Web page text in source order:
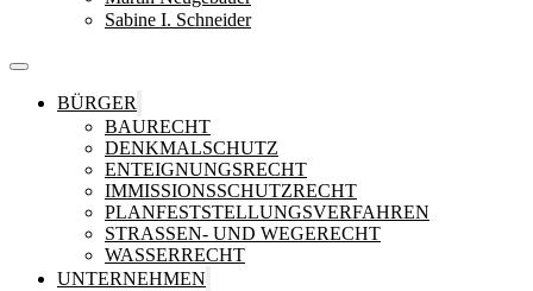
Sabine I. Schneider
BÜRGER
BAURECHT
DENKMALSCHUTZ
ENTEIGNUNGSRECHT
IMMISSIONSSCHUTZRECHT
PLANFESTSTELLUNGSVERFAHREN
STRASSEN- UND WEGERECHT
WASSERRECHT
UNTERNEHMEN